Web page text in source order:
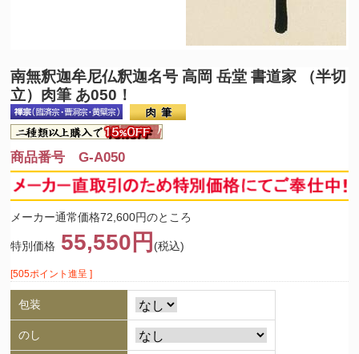
南無釈迦牟尼仏釈迦名号 高岡 岳堂 書道家 （半切
立）肉筆 あ050！
商品番号 G-A050
メーカー通常価格72,600円のところ
特別価格 55,550円 (税込)
[505ポイント進呈 ]
包装
のし